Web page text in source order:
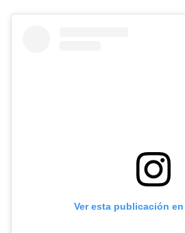
Ver esta publicación